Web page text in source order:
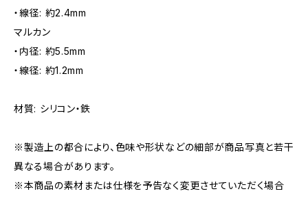
・線径: 約2.4mm
マルカン
・内径: 約5.5mm
・線径: 約1.2mm
材質: シリコン・鉄
※製造上の都合により、色味や形状などの細部が商品写真と若干
異なる場合があります。
※本商品の素材または仕様を予告なく変更させていただく場合